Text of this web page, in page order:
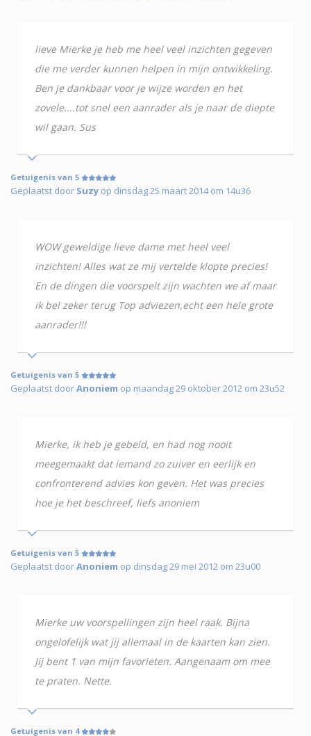
lieve Mierke je heb me heel veel inzichten gegeven
die me verder kunnen helpen in mijn ontwikkeling.
Ben je dankbaar voor je wijze worden en het
zovele....tot snel een aanrader als je naar de diepte
wil gaan. Sus
Getuigenis van 5
Geplaatst door Suzy op dinsdag 25 maart 2014 om 14u36
WOW geweldige lieve dame met heel veel
inzichten! Alles wat ze mij vertelde klopte precies!
En de dingen die voorspelt zijn wachten we af maar
ik bel zeker terug Top adviezen,echt een hele grote
aanrader!!!
Getuigenis van 5
Geplaatst doorAnoniem op maandag 29 oktober 2012 om 23u52
Mierke, ik heb je gebeld, en had nog nooit
meegemaakt dat iemand zo zuiver en eerlijk en
confronterend advies kon geven. Het was precies
hoe je het beschreef, liefs anoniem
Getuigenis van 5
Geplaatst doorAnoniem op dinsdag 29 mei 2012 om 23u00
Mierke uw voorspellingen zijn heel raak. Bijna
ongelofelijk wat jij allemaal in de kaarten kan zien.
Jij bent 1 van mijn favorieten. Aangenaam om mee
te praten. Nette.
Getuigenis van 4